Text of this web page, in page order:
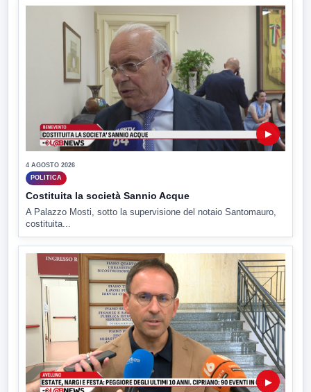
▶
4 AGOSTO 2026
POLITICA
Costituita la società Sannio Acque
A Palazzo Mosti, sotto la supervisione del notaio Santomauro,
costituita...
▶